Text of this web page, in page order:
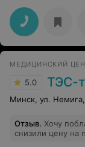
МЕДИЦИНСКИЙ
5.0 ТЭС-
Минск, ул.
Отзыв. Хочу
снизили цену на